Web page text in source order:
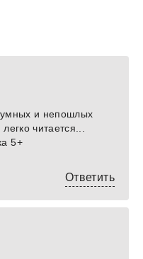
и непошлых
читается...
5+
Ответить